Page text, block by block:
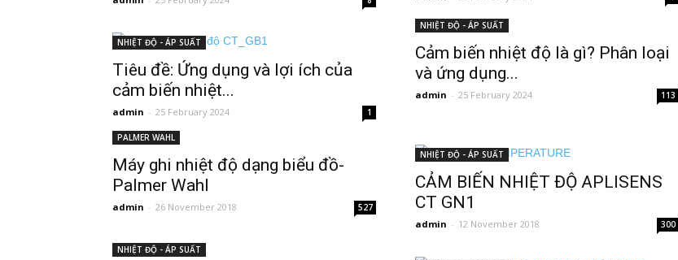
NHIỆT ĐỘ - ÁP SUẤT
Tiêu đề: Ứng dụng và lợi ích của
cảm biến nhiệt...
admin - 25 February 2024 1
NHIỆT ĐỘ - ÁP SUẤT
Cảm biến nhiệt độ là gì? Phân loại
và ứng dụng...
admin - 25 February 2024 113
PALMER WAHL
Máy ghi nhiệt độ dạng biểu đồ-
Palmer Wahl
admin - 26 November 2018 527
NHIỆT ĐỘ - ÁP SUẤT
CẢM BIẾN NHIỆT ĐỘ APLISENS
CT GN1
admin - 12 November 2018 300
NHIỆT ĐỘ - ÁP SUẤT